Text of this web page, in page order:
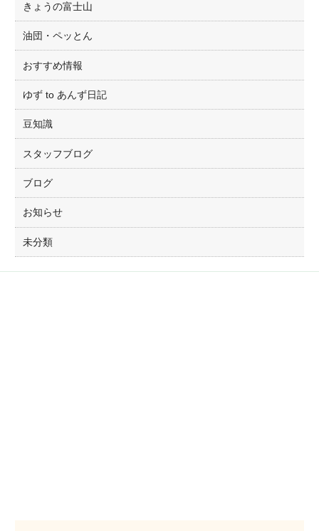
きょうの富士山
油団・ペッとん
おすすめ情報
ゆず to あんず日記
豆知識
スタッフブログ
ブログ
お知らせ
未分類